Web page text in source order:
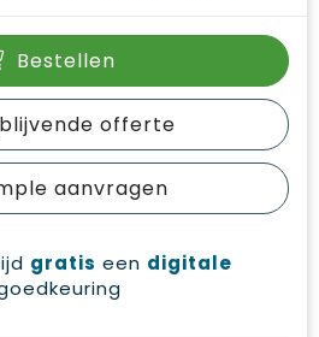
Bestellen
offerte
aanvragen
gratis een digitale